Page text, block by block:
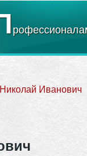
Иванович